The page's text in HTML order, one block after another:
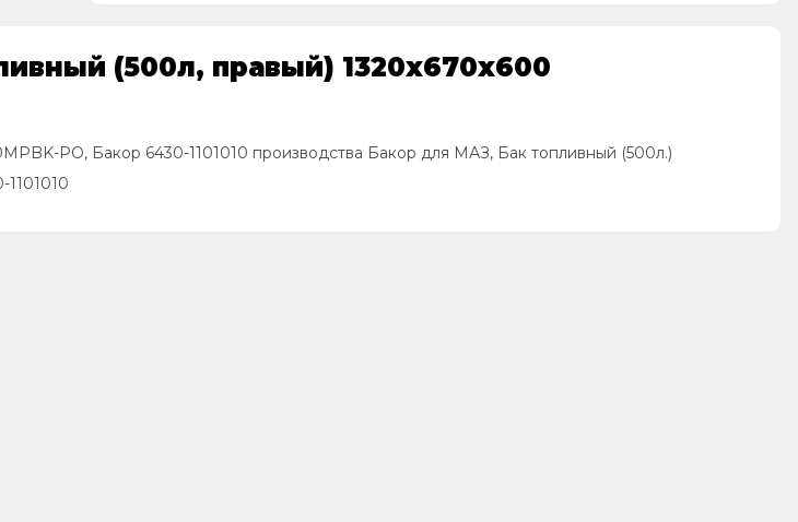
(500л, правый) 1320х670х600
PO, Бакор 6430-1101010 производства Бакор для МАЗ, Бак топливный (500л.)